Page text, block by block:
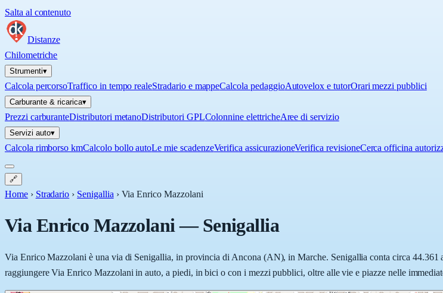
Salta al contenuto
Distanze
Chilometriche
Strumenti▾
Calcola percorsoTraffico in tempo realeStradario e mappeCalcola pedaggioAutovelox e tutorOrari mezzi pubblici
Carburante & ricarica▾
Prezzi carburanteDistributori metanoDistributori GPLColonnine elettricheAree di servizio
Servizi auto▾
Calcola rimborso kmCalcolo bollo autoLe mie scadenzeVerifica assicurazioneVerifica revisioneCerca officina
🔗
Home › Stradario › Senigallia › Via Enrico Mazzolani
Via Enrico Mazzolani—Senigallia
Via Enrico Mazzolani è una via di Senigallia, in provincia di Ancona (AN), in Marche. Senigallia conta circa
raggiungere Via Enrico Mazzolani in auto, a piedi, in bici o con i mezzi pubblici, oltre alle vie e piazze nelle